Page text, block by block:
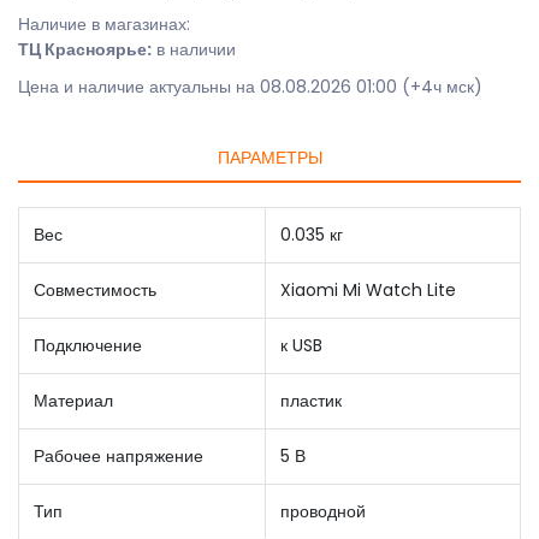
Наличие в магазинах:
ТЦ Красноярье: в наличии
Цена и наличие актуальны на 08.08.2026 01:00 (+4ч мск)
ПАРАМЕТРЫ
Вес 0.035 кг
Совместимость Xiaomi Mi Watch Lite
Подключение к USB
Материал пластик
Рабочее напряжение 5 В
Тип проводной